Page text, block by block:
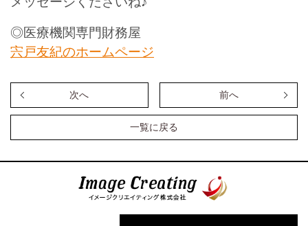
◎医療機関専門財務屋
宍戸友紀のホームページ
次へ 前へ
一覧に戻る